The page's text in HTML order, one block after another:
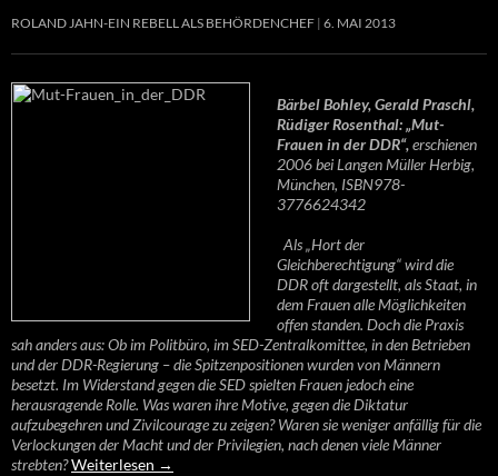
ROLAND JAHN-EIN REBELL ALS BEHÖRDENCHEF 6. MAI 2013
Bärbel Bohley, Gerald Praschl,
Rüdiger Rosenthal: „Mut-
Frauen in der DDR“,erschienen
2006 bei Langen Müller Herbig,
München, ISBN978-
3776624342
Als „Hort der
Gleichberechtigung“ wird die
DDR oft dargestellt, als Staat, in
dem Frauen alle Möglichkeiten
offen standen. Doch die Praxis
sah anders aus: Ob im Politbüro, im SED-Zentralkomittee, in den Betrieben
und der DDR-Regierung – die Spitzenpositionen wurden von Männern
besetzt. Im Widerstand gegen die SED spielten Frauen jedoch eine
herausragende Rolle. Was waren ihre Motive, gegen die Diktatur
aufzubegehren und Zivilcourage zu zeigen? Waren sie weniger anfällig für die
Verlockungen der Macht und der Privilegien, nach denen viele Männer
strebten?Weiterlesen →